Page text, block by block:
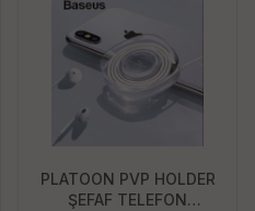
PLATOON PVP HOLDER
ŞEFAF TELEFON